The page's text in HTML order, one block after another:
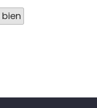
bien